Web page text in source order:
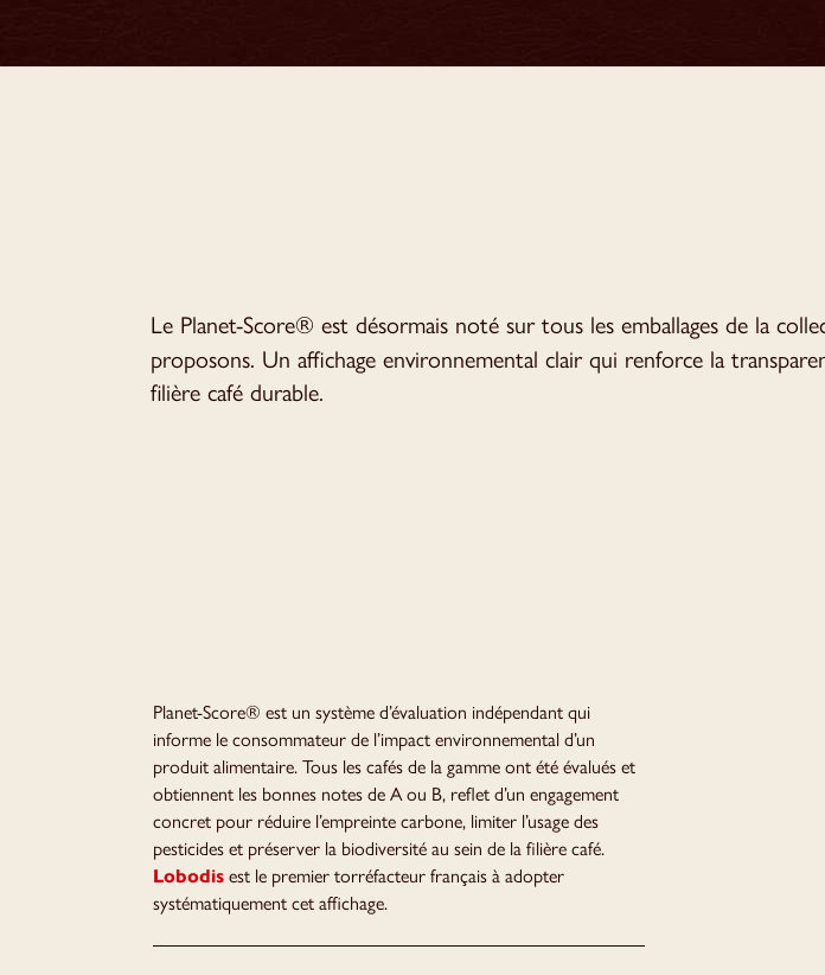
Le Planet-Score® est désormais noté sur tous les emballages de la
proposons. Un affichage environnemental clair qui renforce la
filière café durable.
Planet-Score® est un système d’évaluation indépendant qui
informe le consommateur de l’impact environnemental d’un
produit alimentaire. Tous les cafés de la gamme ont été évalués et
obtiennent les bonnes notes de A ou B, reflet d’un engagement
concret pour réduire l’empreinte carbone, limiter l’usage des
pesticides et préserver la biodiversité au sein de la filière café.
Lobodisest le premier torréfacteur français à adopter
systématiquement cet affichage.